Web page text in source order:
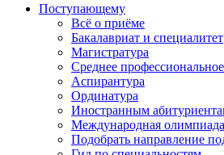
Поступающему
Всё о приёме
Бакалавриат и специалитет
Магистратура
Среднее
Аспирантура
Ординатура
Иностранным
Международная олимпиада
Подобрать направление